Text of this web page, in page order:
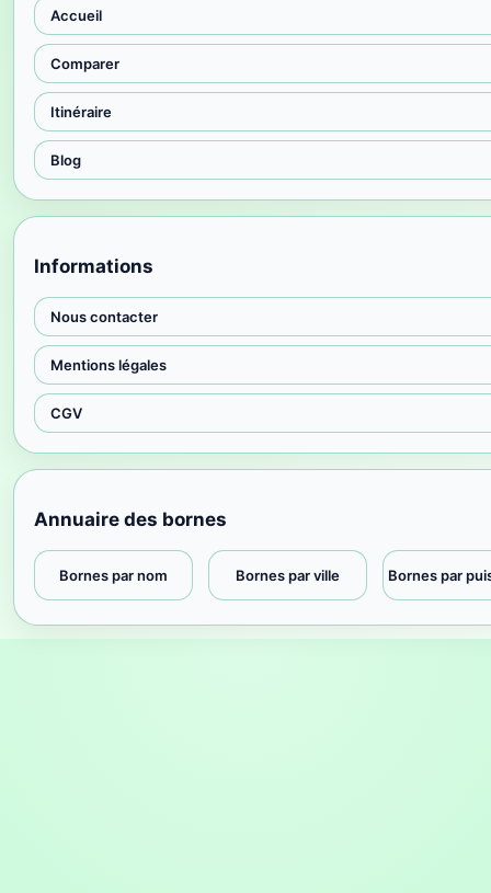
Accueil
Comparer
Itinéraire
Blog
Informations
Nous contacter
Mentions légales
CGV
Annuaire des bornes
Bornes par nom Bornes par ville Bornes par